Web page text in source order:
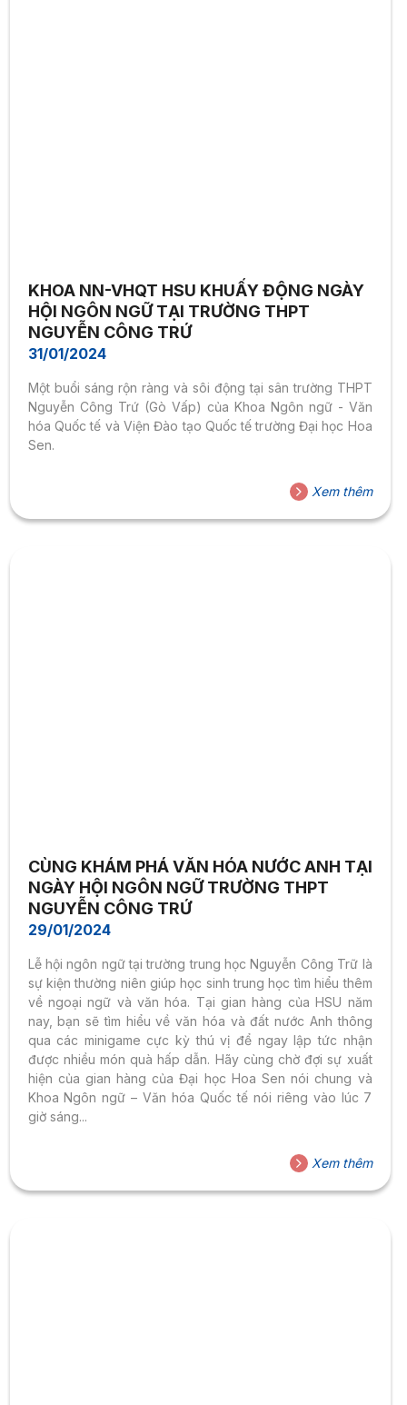
KHOA NN-VHQT HSU KHUẤY ĐỘNG NGÀY
HỘI NGÔN NGỮ TẠI TRƯỜNG THPT
NGUYỄN CÔNG TRỨ
31/01/2024
Một buổi sáng rộn ràng và sôi động tại sân trường THPT
Nguyễn Công Trứ (Gò Vấp) của Khoa Ngôn ngữ - Văn
hóa Quốc tế và Viện Đào tạo Quốc tế trường Đại học Hoa
Sen.
Xem thêm
CÙNG KHÁM PHÁ VĂN HÓA NƯỚC ANH TẠI
NGÀY HỘI NGÔN NGỮ TRƯỜNG THPT
NGUYỄN CÔNG TRỨ
29/01/2024
Lễ hội ngôn ngữ tại trường trung học Nguyễn Công Trữ là
sự kiện thường niên giúp học sinh trung học tìm hiểu thêm
về ngoại ngữ và văn hóa. Tại gian hàng của HSU năm
nay, bạn sẽ tìm hiểu về văn hóa và đất nước Anh thông
qua các minigame cực kỳ thú vị để ngay lập tức nhận
được nhiều món quà hấp dẫn. Hãy cùng chờ đợi sự xuất
hiện của gian hàng của Đại học Hoa Sen nói chung và
Khoa Ngôn ngữ – Văn hóa Quốc tế nói riêng vào lúc 7
giờ sáng...
Xem thêm